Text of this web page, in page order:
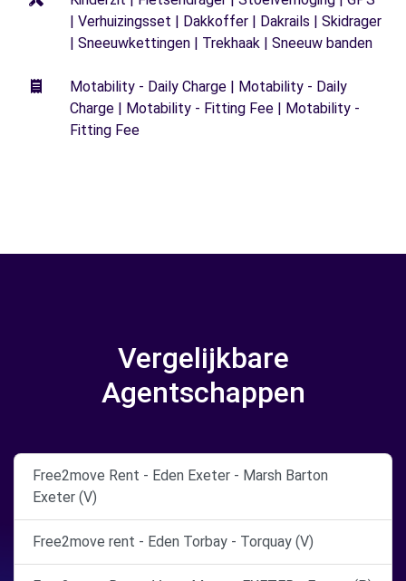
| Verhuizingsset | Dakkoffer | Dakrails | Skidrager
| Sneeuwkettingen | Trekhaak | Sneeuw banden
Motability - Daily Charge | Motability - Daily
Charge | Motability - Fitting Fee | Motability -
Fitting Fee
Vergelijkbare
Agentschappen
Free2move Rent - Eden Exeter - Marsh Barton
Exeter (V)
Free2move rent - Eden Torbay - Torquay (V)